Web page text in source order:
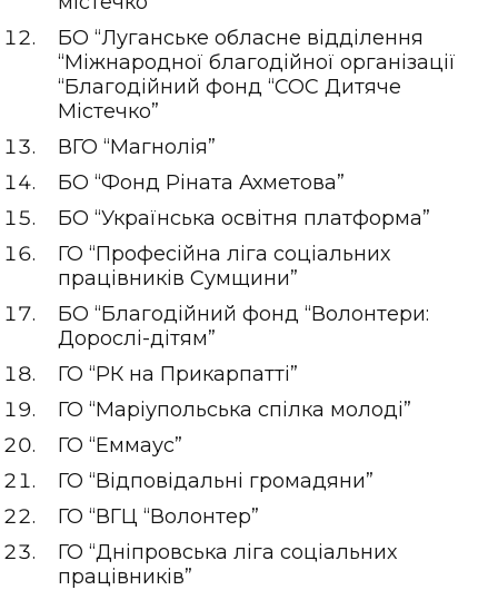
БО “Луганське обласне відділення
“Міжнародної благодійної організації
“Благодійний фонд “СОС Дитяче
Містечко”
ВГО “Магнолія”
БО “Фонд Ріната Ахметова”
БО “Українська освітня платформа”
ГО “Професійна ліга соціальних
працівників Сумщини”
БО “Благодійний фонд “Волонтери:
Дорослі-дітям”
ГО “РК на Прикарпатті”
ГО “Маріупольська спілка молоді”
ГО “Еммаус”
ГО “Відповідальні громадяни”
ГО “ВГЦ “Волонтер”
ГО “Дніпровська ліга соціальних
працівників”